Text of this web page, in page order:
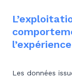
l’expérience
Les données